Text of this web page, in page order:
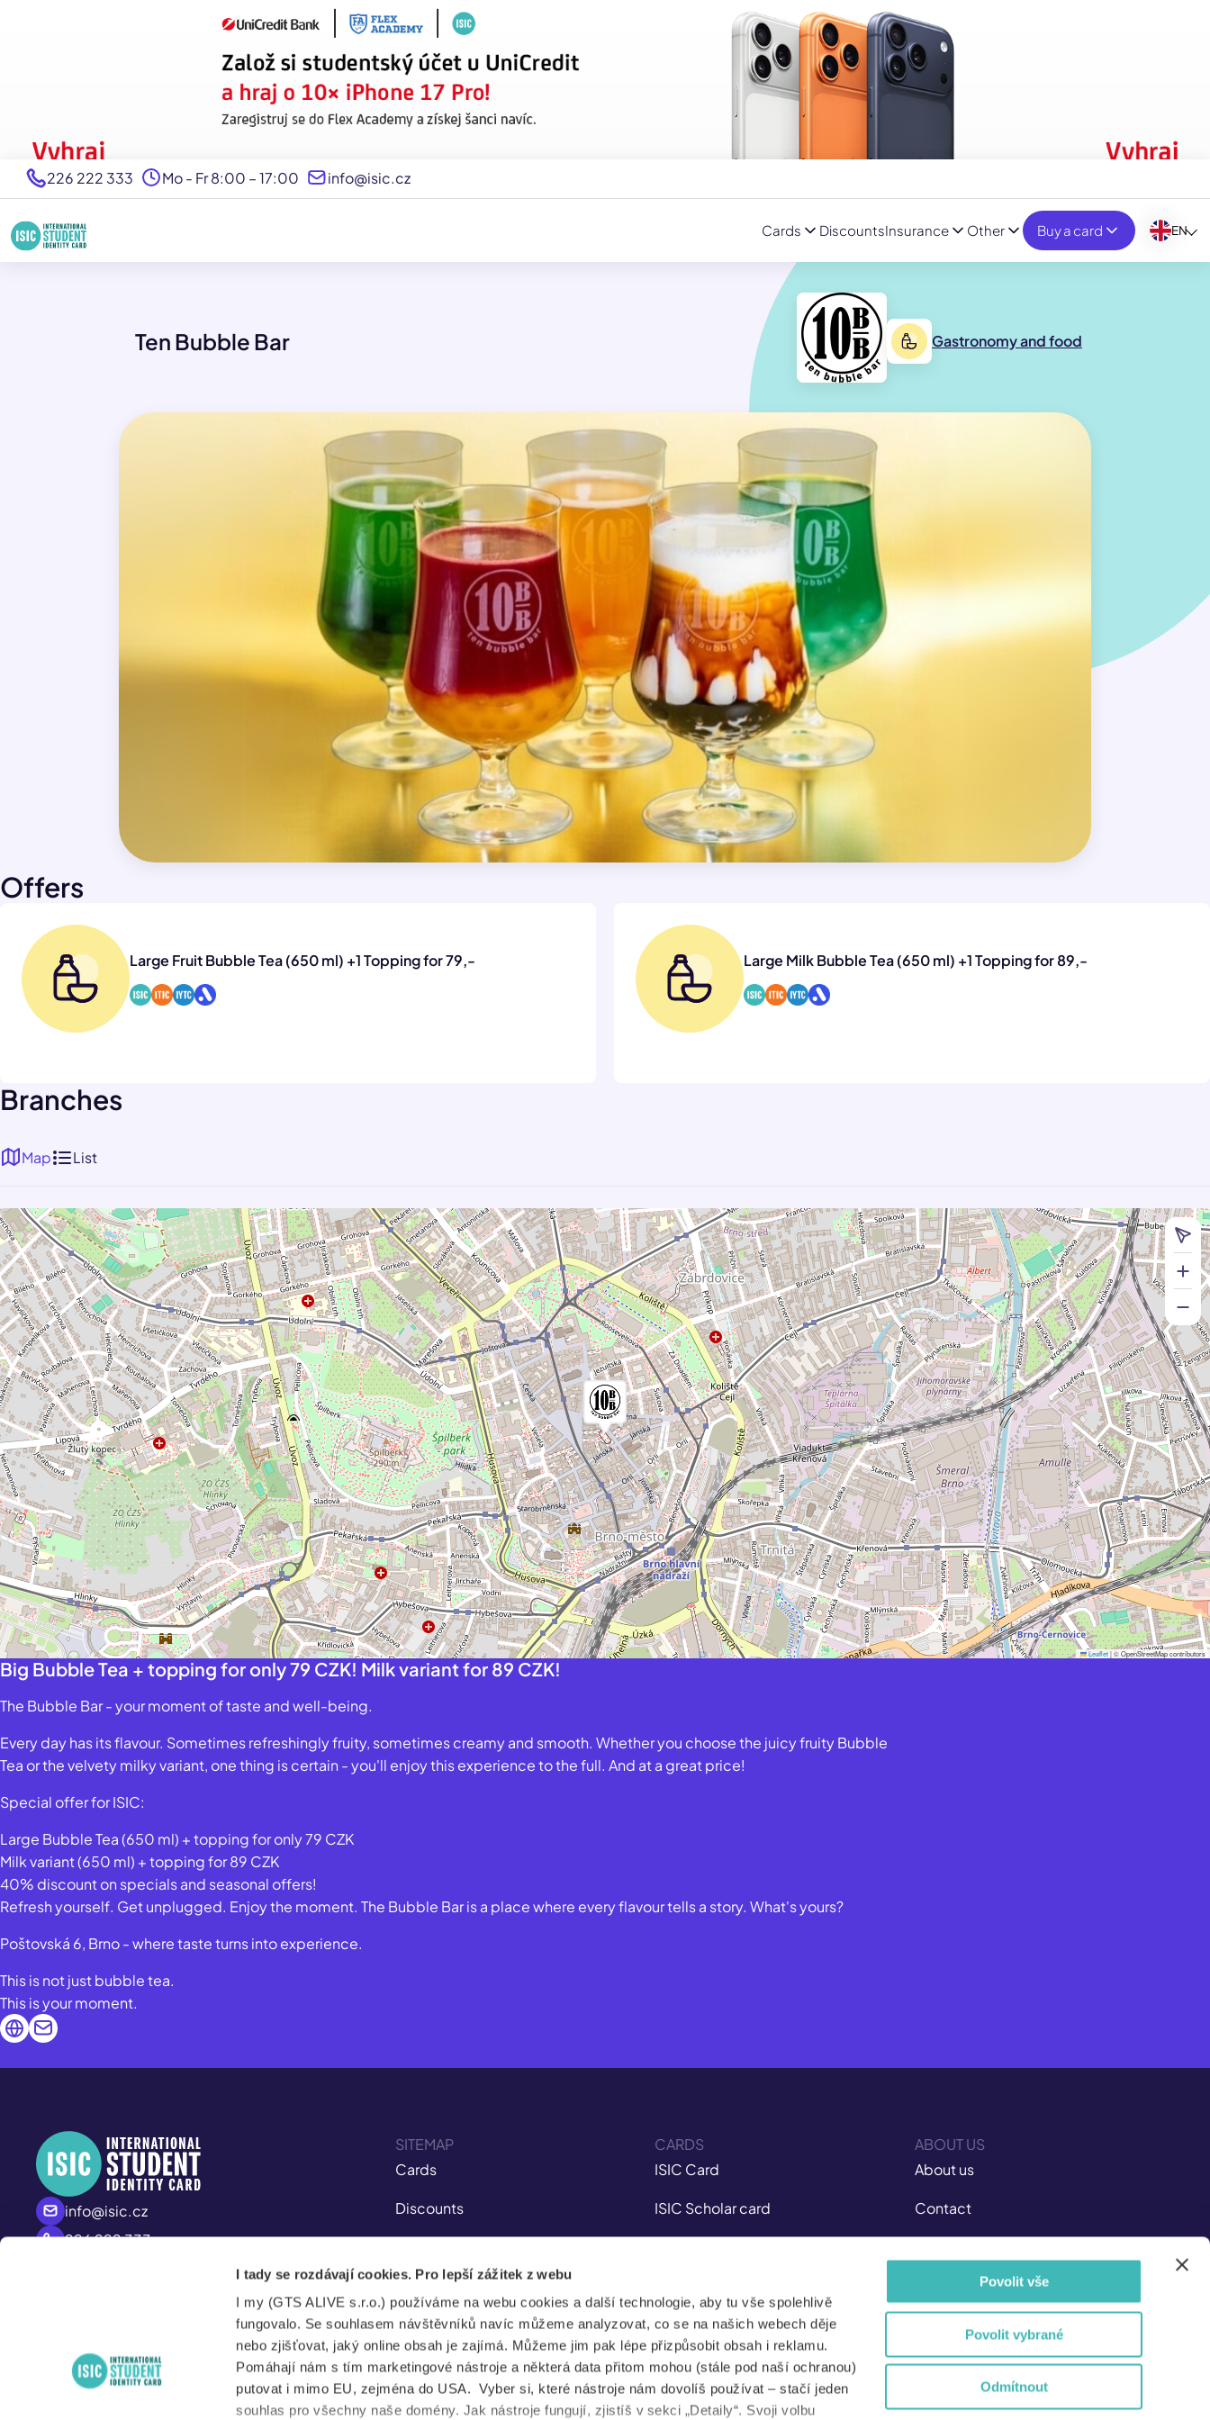
I tady se rozdávají cookies. Pro lepší zážitek z webu
I my (GTS ALIVE s.r.o.) používáme na webu cookies a další technologie, aby tu vše spolehlivě
fungovalo. Se souhlasem návštěvníků navíc můžeme analyzovat, co se na našich webech děje
nebo zjišťovat, jaký online obsah je zajímá. Můžeme jim pak lépe přizpůsobit obsah i reklamu.
Pomáhají nám s tím marketingové nástroje a některá data přitom mohou (stále pod naší ochranou)
putovat i mimo EU, zejména do USA. Vyber si, které nástroje nám dovolíš používat – stačí jeden
souhlas pro všechny naše domény. Jak nástroje fungují, zjistíš v sekci „Detaily“. Svoji volbu
Povolit vše
Povolit vybrané
Odmítnout
Cards DiscountsInsurance Buy a card
Other EN
226 222 333 Mo - Fr 8:00 – 17:00 info@isic.cz
Gastronomy and food
Ten Bubble Bar
Offers
Large Fruit Bubble Tea (650 ml) +1 Topping for 79,- Large Milk Bubble Tea (650 ml) +1 Topping for 89,-
Branches
Map List
Leaflet|© OpenStreetMap contributors
Big Bubble Tea + topping for only 79 CZK! Milk variant for 89 CZK!
The Bubble Bar - your moment of taste and well-being.
Every day has its flavour. Sometimes refreshingly fruity, sometimes creamy and smooth. Whether you choose the juicy fruity Bubble
Tea or the velvety milky variant, one thing is certain - you'll enjoy this experience to the full. And at a great price!
Special offer for ISIC:
Large Bubble Tea (650 ml) + topping for only 79 CZK
Milk variant (650 ml) + topping for 89 CZK
40% discount on specials and seasonal offers!
Refresh yourself. Get unplugged. Enjoy the moment. The Bubble Bar is a place where every flavour tells a story. What's yours?
Poštovská 6, Brno - where taste turns into experience.
This is not just bubble tea.
This is your moment.
info@isic.cz
226 222 333
SITEMAP
Cards
Discounts
Mobile app
Student Jobs
FAQ
News
ABOUT US
About us
Contact
Documents
Not Just for the Media
For partners
CARDS
ISIC Card
ISIC Scholar card
AliveID Card